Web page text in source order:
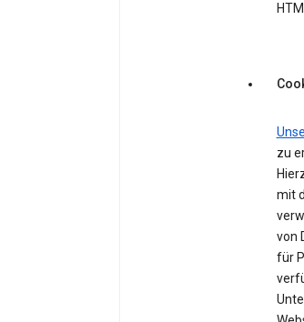
zu
mit
von
für